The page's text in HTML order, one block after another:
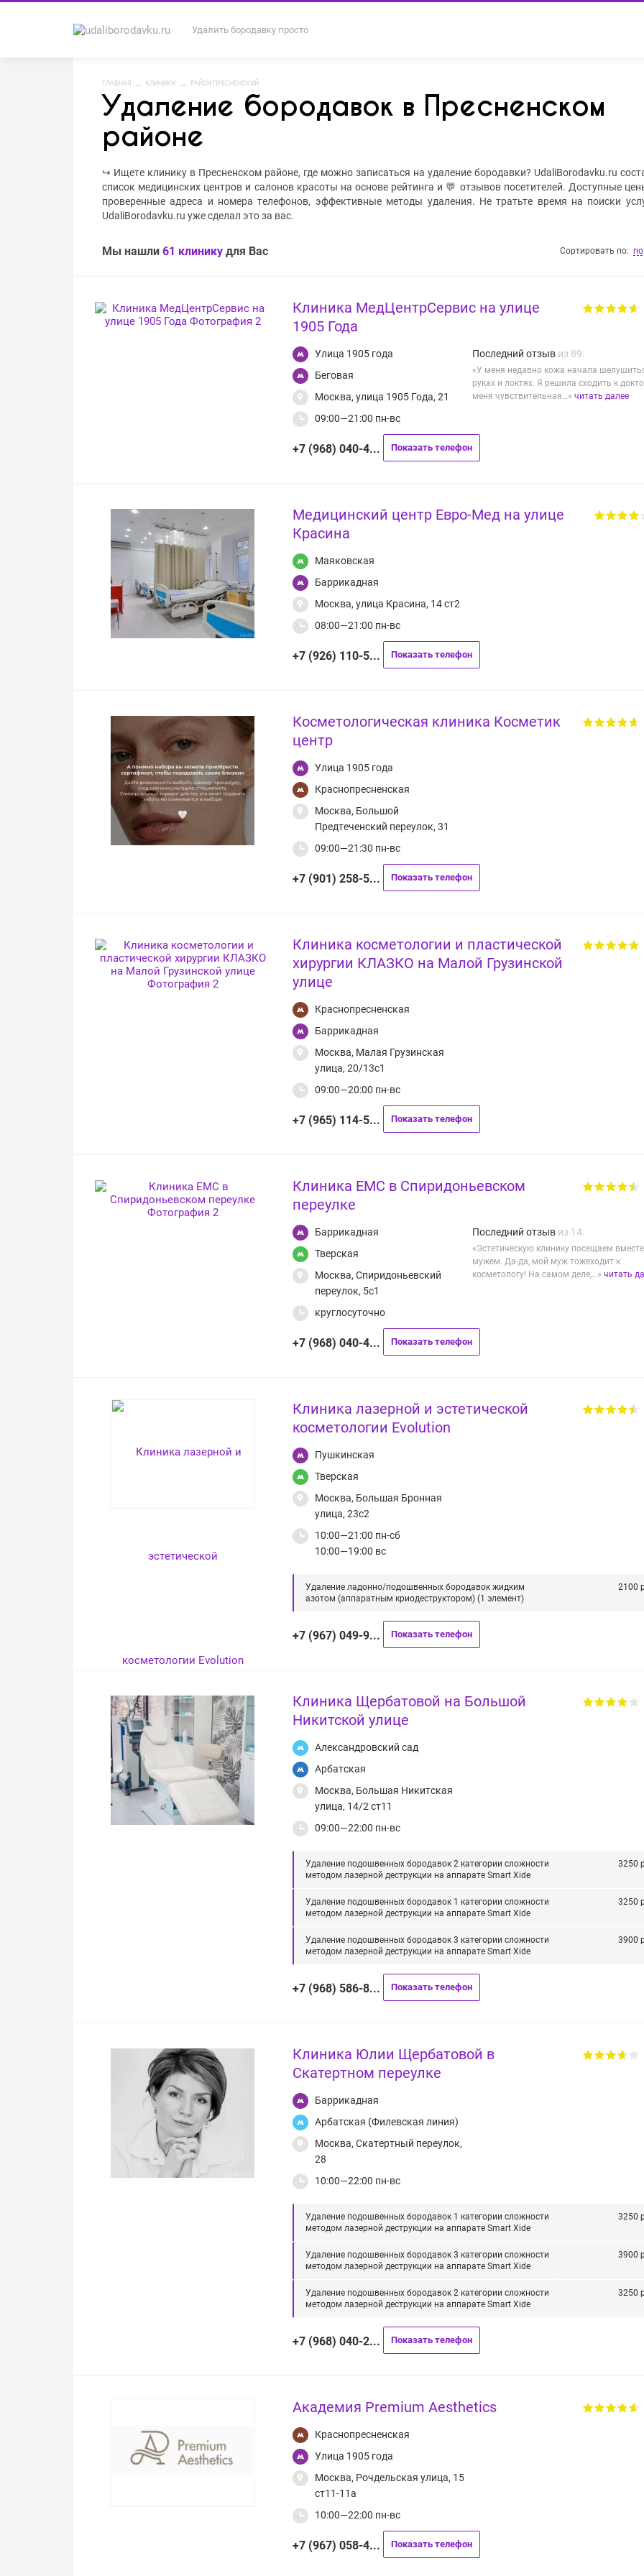
Удалить бородавку просто
ГЛАВНАЯ КЛИНИКИ РАЙОН ПРЕСНЕНСКИЙ
Удаление бородавок в Пресненском
районе
↪ Ищете клинику в Пресненском районе, где можно записаться на удаление бородавки? UdaliBorodavku.ru
список медицинских центров и салонов красоты на основе рейтинга и 💬 отзывов посетителей. Доступные
проверенные адреса и номера телефонов, эффективные методы удаления. Не тратьте время на поиски
UdaliBorodavku.ru уже сделал это за вас.
Мы нашли 61 клинику для Вас Сортировать по:
Клиника МедЦентрСервис на улице
1905 Года
Улица 1905 года
Беговая
Москва, улица 1905 Года, 21
09:00—21:00 пн-вс
Последний отзывиз 89:
«У меня недавно кожа начала
руках и локтях. Я решила сходить к
меня чувствительная…» читать далее
+7 (968) 040-4... Показать телефон
Медицинский центр Евро-Мед на улице
Красина
Маяковская
Баррикадная
Москва, улица Красина, 14 ст2
08:00—21:00 пн-вс
+7 (926) 110-5... Показать телефон
Косметологическая клиника Косметик
центр
Улица 1905 года
Краснопресненская
Москва, Большой
Предтеченский переулок, 31
09:00—21:30 пн-вс
+7 (901) 258-5... Показать телефон
Клиника косметологии и пластической
хирургии КЛАЗКО на Малой Грузинской
улице
Краснопресненская
Баррикадная
Москва, Малая Грузинская
улица, 20/13с1
09:00—20:00 пн-вс
+7 (965) 114-5... Показать телефон
Клиника ЕМС в Спиридоньевском
переулке
Баррикадная
Тверская
Москва, Спиридоньевский
переулок, 5с1
круглосуточно
Последний отзывиз 14:
«Эстетическую клинику посещаем
мужем. Да-да, мой муж тожеходит к
косметологу! На самом деле,…» читать
+7 (968) 040-4... Показать телефон
Клиника лазерной и эстетической
косметологии Evolution
Пушкинская
Тверская
Москва, Большая Бронная
улица, 23с2
10:00—21:00 пн-сб
10:00—19:00 вс
Удаление ладонно/подошвенных бородавок жидким
азотом (аппаратным криодеструктором) (1 элемент)
2100
+7 (967) 049-9... Показать телефон
Клиника Щербатовой на Большой
Никитской улице
Александровский сад
Арбатская
Москва, Большая Никитская
улица, 14/2 ст11
09:00—22:00 пн-вс
Удаление подошвенных бородавок 2 категории сложности
методом лазерной деструкции на аппарате Smart Xide
3250
Удаление подошвенных бородавок 1 категории сложности
методом лазерной деструкции на аппарате Smart Xide
3250
Удаление подошвенных бородавок 3 категории сложности
методом лазерной деструкции на аппарате Smart Xide
3900
+7 (968) 586-8... Показать телефон
Клиника Юлии Щербатовой в
Скатертном переулке
Баррикадная
Арбатская (Филевская линия)
Москва, Скатертный переулок,
28
10:00—22:00 пн-вс
Удаление подошвенных бородавок 1 категории сложности
методом лазерной деструкции на аппарате Smart Xide
3250
Удаление подошвенных бородавок 3 категории сложности
методом лазерной деструкции на аппарате Smart Xide
3900
Удаление подошвенных бородавок 2 категории сложности
методом лазерной деструкции на аппарате Smart Xide
3250
+7 (968) 040-2... Показать телефон
Академия Premium Aesthetics
Краснопресненская
Улица 1905 года
Москва, Рочдельская улица, 15
ст11-11а
10:00—22:00 пн-вс
+7 (967) 058-4... Показать телефон